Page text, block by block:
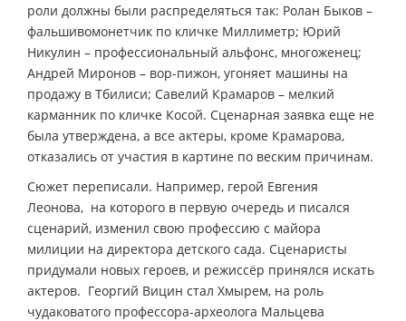
роли должны были распределяться так: Ролан Быков –
фальшивомонетчик по кличке Миллиметр; Юрий
Никулин – профессиональный альфонс, многоженец;
Андрей Миронов – вор-пижон, угоняет машины на
продажу в Тбилиси; Савелий Крамаров – мелкий
карманник по кличке Косой. Сценарная заявка еще не
была утверждена, а все актеры, кроме Крамарова,
отказались от участия в картине по веским причинам.
Сюжет переписали. Например, герой Евгения
Леонова, на которого в первую очередь и писался
сценарий, изменил свою профессию с майора
милиции на директора детского сада. Сценаристы
придумали новых героев, и режиссёр принялся искать
актеров. Георгий Вицин стал Хмырем, на роль
чудаковатого профессора-археолога Мальцева